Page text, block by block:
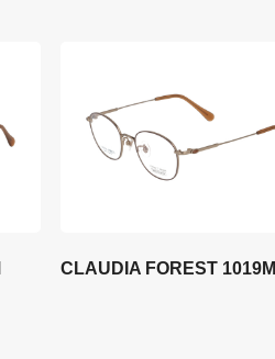
CLAUDIA FOREST 1019M